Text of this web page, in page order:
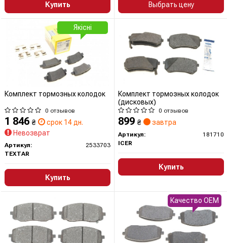
Купить Выбрать цену
Комплект тормозных колодок
0 отзывов
1 846 ₴
срок 14 дн.
Невозврат
Артикул:
2533703
TEXTAR
Купить
Якісні
Комплект тормозных колодок
(дисковых)
0 отзывов
899 ₴ завтра
Артикул:
181710
ICER
Купить
Качество OEM